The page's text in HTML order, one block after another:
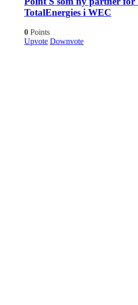
TotalEnergies i WEC
0 Points
Upvote Downvote